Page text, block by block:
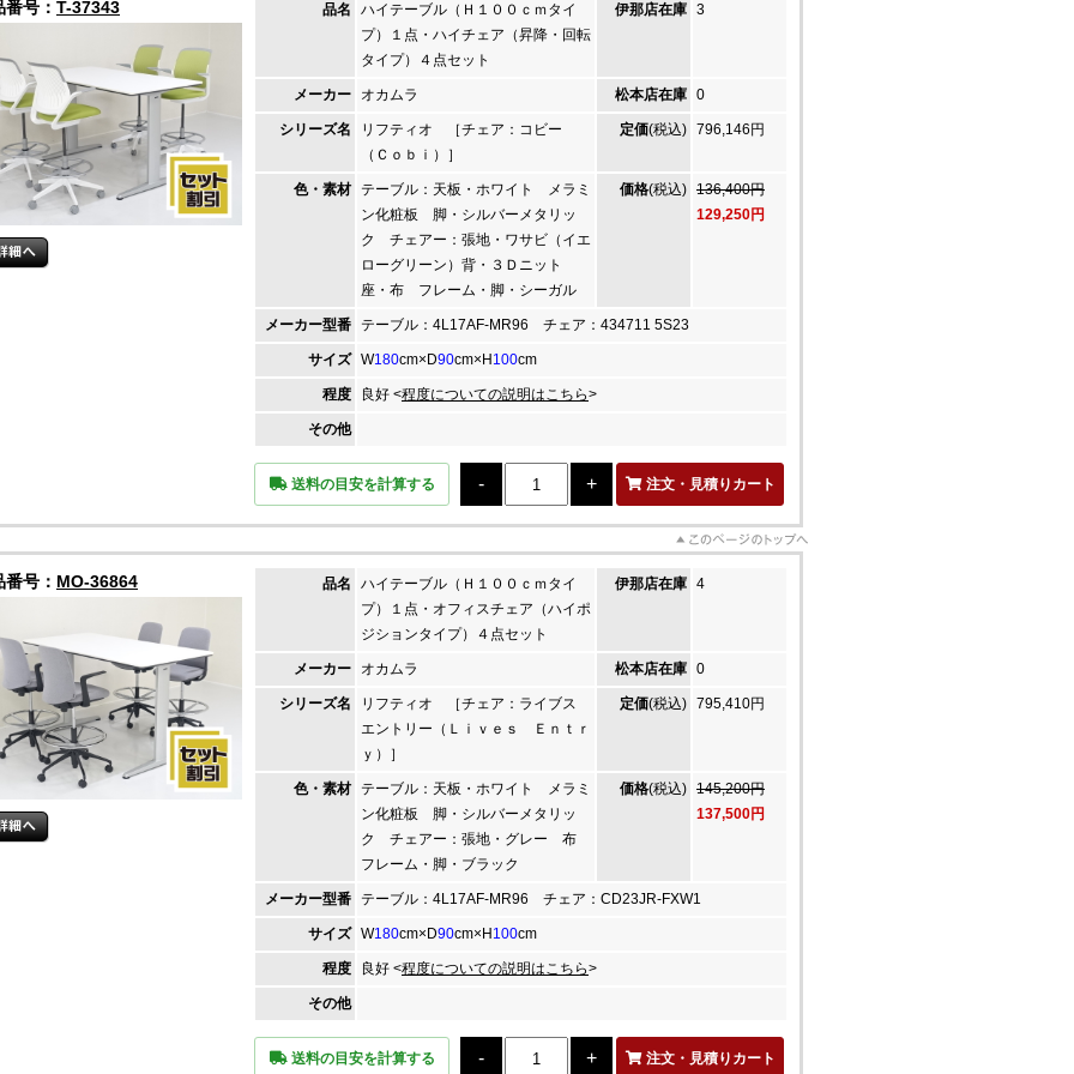
番号： T-37343 品名
ハイテーブル（Ｈ１００ｃｍタイ
プ）１点・ハイチェア（昇降・回転
タイプ）４点セット
伊那店在庫 3
メーカー オカムラ 松本店在庫 0
シリーズ名
リフティオ ［チェア：コビー
（Ｃｏｂｉ）］
定価(税込) 796,146円
色・素材 テーブル：天板・ホワイト メラミ
ン化粧板 脚・シルバーメタリッ
ク チェアー：張地・ワサビ（イエ
ローグリーン）背・３Ｄニット
座・布 フレーム・脚・シーガル
価格(税込) 136,400円
129,250円
メーカー型番 テーブル：4L17AF-MR96 チェア：434711 5S23
サイズ W180cm×D90cm×H 100cm
程度 良好 <程度についての説明はこちら>
その他
送料の目安を計算する 注文・見積りカート
番号： MO-36864 品名
ハイテーブル（Ｈ１００ｃｍタイ
プ）１点・オフィスチェア（ハイポ
ジションタイプ）４点セット
伊那店在庫 4
メーカー オカムラ 松本店在庫 0
シリーズ名
リフティオ ［チェア：ライブス
エントリー（Ｌｉｖｅｓ Ｅｎｔｒ
ｙ）］
定価(税込) 795,410円
色・素材 テーブル：天板・ホワイト メラミ
ン化粧板 脚・シルバーメタリッ
ク チェアー：張地・グレー 布
フレーム・脚・ブラック
価格(税込) 145,200円
137,500円
メーカー型番 テーブル：4L17AF-MR96 チェア：CD23JR-FXW1
サイズ W180cm×D90cm×H 100cm
程度 良好 <程度についての説明はこちら>
その他
送料の目安を計算する 注文・見積りカート